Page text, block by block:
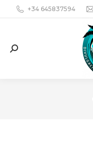
+34 645837594
Search: